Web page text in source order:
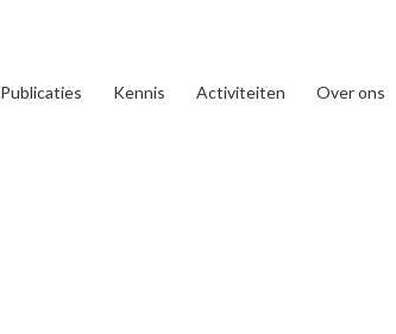
Publicaties Kennis Activiteiten Over ons